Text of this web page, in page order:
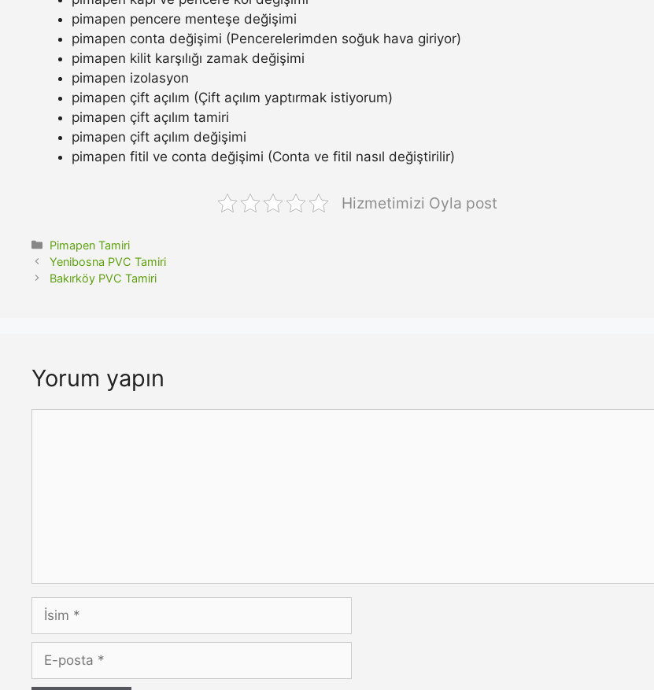
pimapen pencere menteşe değişimi
pimapen conta değişimi (Pencerelerimden soğuk hava giriyor)
pimapen kilit karşılığı zamak değişimi
pimapen izolasyon
pimapen çift açılım (Çift açılım yaptırmak istiyorum)
pimapen çift açılım tamiri
pimapen çift açılım değişimi
pimapen fitil ve conta değişimi (Conta ve fitil nasıl değiştirilir)
Hizmetimizi Oyla post
Kategoriler
Pimapen Tamiri
Yenibosna PVC Tamiri
Bakırköy PVC Tamiri
Yorum yapın
İsim
posta